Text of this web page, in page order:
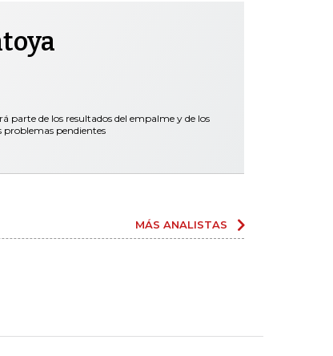
parte de los resultados del empalme y de los
problemas pendientes
MÁS ANALISTAS